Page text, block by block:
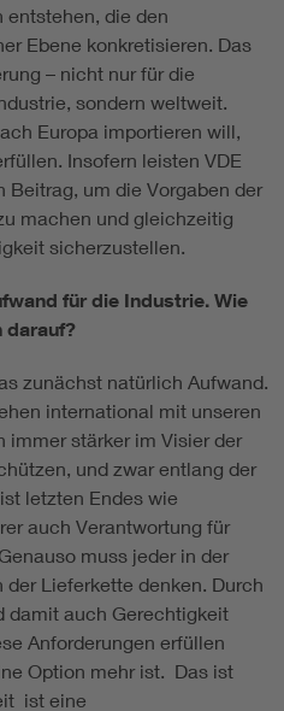
entstehen, die den
Ebene konkretisieren. Das
– nicht nur für die
sondern weltweit.
Europa importieren will,
Insofern leisten VDE
Beitrag, um die Vorgaben der
machen und gleichzeitig
sicherzustellen.
für die Industrie. Wie
darauf?
zunächst natürlich Aufwand.
international mit unseren
immer stärker im Visier der
und zwar entlang der
letzten Endes wie
auch Verantwortung für
muss jeder in der
Lieferkette denken. Durch
damit auch Gerechtigkeit
Anforderungen erfüllen
Option mehr ist. Das ist
ist eine